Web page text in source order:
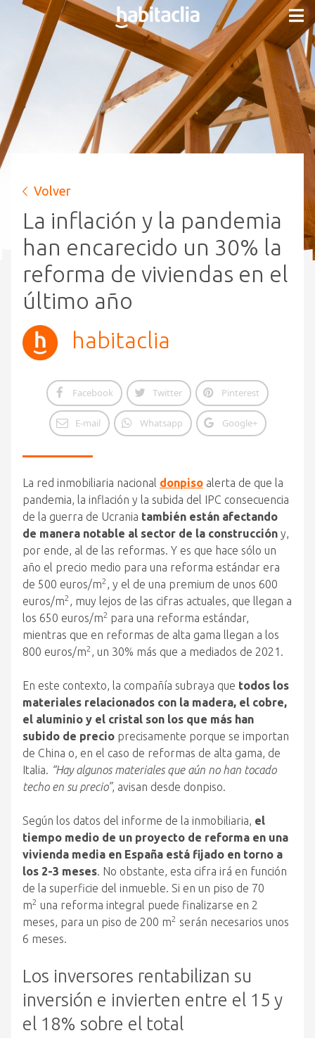
Volver
La inflación y la pandemia
han encarecido un 30% la
reforma de viviendas en el
último año
habitaclia
Facebook Twitter Pinterest
E-mail Whatsapp Google+
La red inmobiliaria nacional donpiso alerta de que la
pandemia, la inflación y la subida del IPC consecuencia
de la guerra de Ucrania también están afectando
de manera notable al sector de la construcción y,
por ende, al de las reformas. Y es que hace sólo un
año el precio medio para una reforma estándar era
de 500 euros/m2 , y el de una premium de unos 600
euros/m2 , muy lejos de las cifras actuales, que llegan a
los 650 euros/m2 para una reforma estándar,
mientras que en reformas de alta gama llegan a los
800 euros/m2 , un 30% más que a mediados de 2021.
En este contexto, la compañía subraya que todos los
materiales relacionados con la madera, el cobre,
el aluminio y el cristal son los que más han
subido de precio precisamente porque se importan
de China o, en el caso de reformas de alta gama, de
Italia. “Hay algunos materiales que aún no han tocado
techo en su precio”, avisan desde donpiso.
Según los datos del informe de la inmobiliaria, el
tiempo medio de un proyecto de reforma en una
vivienda media en España está fijado en torno a
los 2-3 meses. No obstante, esta cifra irá en función
de la superficie del inmueble. Si en un piso de 70
m2 una reforma integral puede finalizarse en 2
meses, para un piso de 200 m2 serán necesarios unos
6 meses.
Los inversores rentabilizan su
inversión e invierten entre el 15 y
el 18% sobre el total